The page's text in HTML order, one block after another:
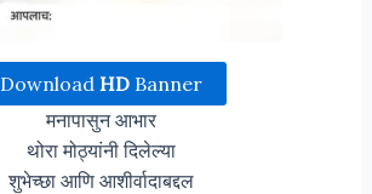
Download HDBanner
मनापासुन आभार
थोरा मोठ्यांनी दिलेल्या
शुभेच्छा आणि आशीर्वादाबद्दल